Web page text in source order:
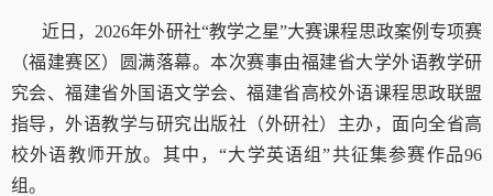
近日， 2026年外研社“教学之星”大赛课程思政案例专项赛
（福建赛区）圆满落幕。本次赛事由福建省大学外语教学研
究会、福建省外国语文学会、福建省高校外语课程思政联盟
指导，外语教学与研究出版社（外研社）主办，面向全省高
校外语教师开放。其中，“大学英语组”共征集参赛作品96
组。